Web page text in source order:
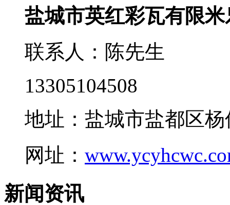
盐城市英红彩瓦有限
联系人：陈先生
13305104508
地址：盐城市盐都区
网址：
新闻资讯